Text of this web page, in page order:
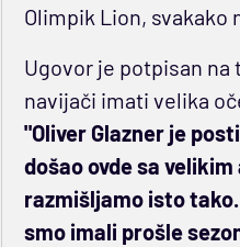
Olimpik Lion, svakako
Ugovor je potpisan na
navijači imati velika
"Oliver Glazner je
došao ovde sa
razmišljamo isto
smo imali prošle